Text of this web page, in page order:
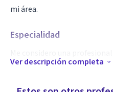
mi área.
Especialidad
flexible a los padecimientos
Ver descripción completa